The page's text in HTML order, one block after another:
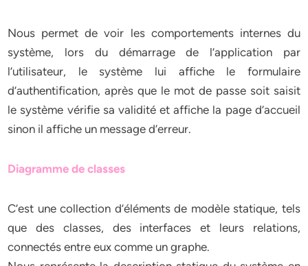
Nous permet de voir les comportements internes du
système, lors du démarrage de l’application par
l’utilisateur, le système lui affiche le formulaire
d’authentification, après que le mot de passe soit saisit
le système vérifie sa validité et affiche la page d’accueil
sinon il affiche un message d’erreur.
Diagramme de classes
C’est une collection d’éléments de modèle statique, tels
que des classes, des interfaces et leurs relations,
connectés entre eux comme un graphe.